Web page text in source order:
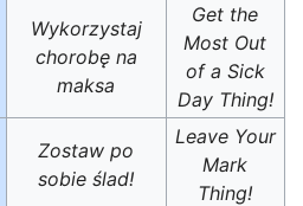
Wykorzystaj
chorobę na
maksa
Get the
Most Out
of a Sick
Day Thing!
Zostaw po
sobie ślad!
Leave Your
Mark
Thing!